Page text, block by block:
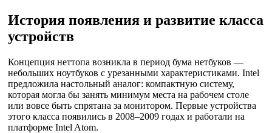
История появления и развитие класса
устройств
Концепция неттопа возникла в период бума нетбуков —
небольших ноутбуков с урезанными характеристиками. Intel
предложила настольный аналог: компактную систему,
которая могла бы занять минимум места на рабочем столе
или вовсе быть спрятана за монитором. Первые устройства
этого класса появились в 2008–2009 годах и работали на
платформе Intel Atom.